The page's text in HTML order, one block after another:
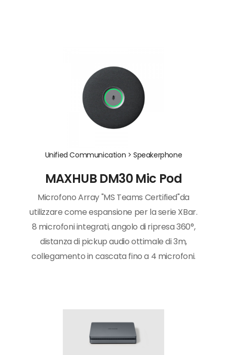
Unified Communication >Speakerphone
MAXHUB DM30 Mic Pod
Microfono Array "MS Teams Certified"da
utilizzare come espansione per la serie XBar.
8 microfoni integrati, angolo di ripresa 360°,
distanza di pickup audio ottimale di 3m,
collegamento in cascata fino a 4 microfoni.